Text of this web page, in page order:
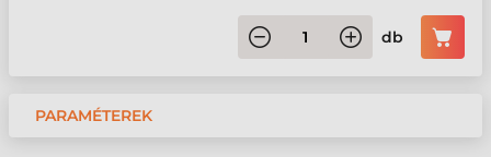
db
PARAMÉTEREK